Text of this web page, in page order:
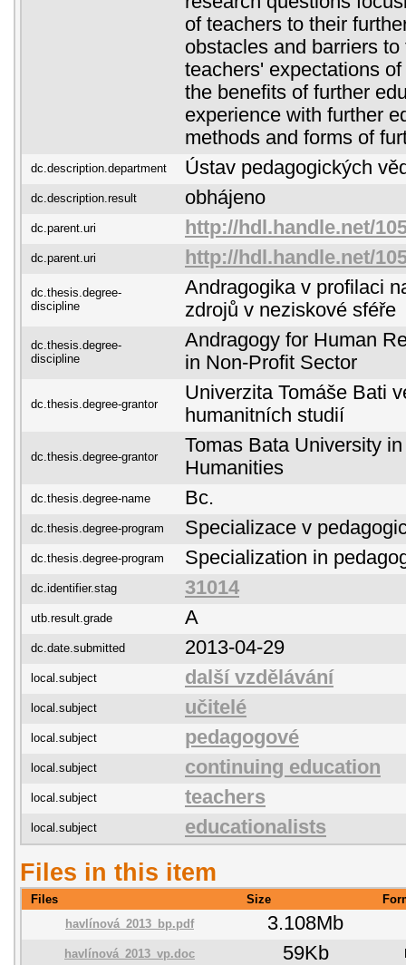
of teachers to their
obstacles and barriers
teachers' expectations
the benefits of further
experience with further
methods and forms of
dc.description.department Ústav pedagogických
dc.description.result obhájeno
dc.parent.uri http://hdl.handle.net/
dc.parent.uri http://hdl.handle.net/
dc.thesis.degree-
discipline
Andragogika v profilaci
zdrojů v neziskové sféře
dc.thesis.degree-
discipline
Andragogy for Human
in Non-Profit Sector
dc.thesis.degree-grantor
Univerzita Tomáše Bati
humanitních studií
dc.thesis.degree-grantor
Tomas Bata University
Humanities
dc.thesis.degree-name Bc.
dc.thesis.degree-program Specializace v
dc.thesis.degree-program Specialization in
dc.identifier.stag 31014
utb.result.grade A
dc.date.submitted 2013-04-29
local.subject další vzdělávání
local.subject učitelé
local.subject pedagogové
local.subject continuing education
local.subject teachers
local.subject educationalists
Files in this item
Files Size
havlínová_2013_bp.pdf
3.108Mb
havlínová_2013_vp.doc 59Kb